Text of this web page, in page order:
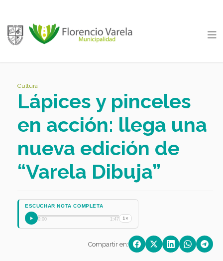
Cultura
Lápices y pinceles
en acción: llega una
nueva edición de
“Varela Dibuja”
ESCUCHAR NOTA COMPLETA
0:00 1:47 1×
Compartir en: